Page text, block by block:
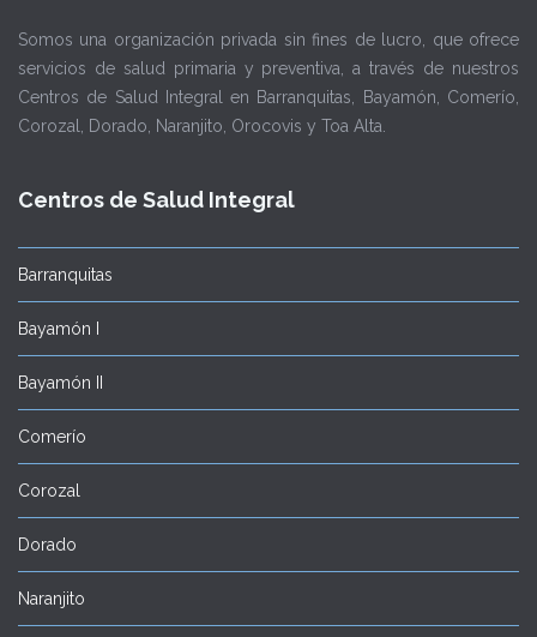
Somos una organización privada sin fines de lucro, que ofrece
servicios de salud primaria y preventiva, a través de nuestros
Centros de Salud Integral en Barranquitas, Bayamón, Comerío,
Corozal, Dorado, Naranjito, Orocovis y Toa Alta.
Centros de Salud Integral
Barranquitas
Bayamón I
Bayamón II
Comerío
Corozal
Dorado
Naranjito